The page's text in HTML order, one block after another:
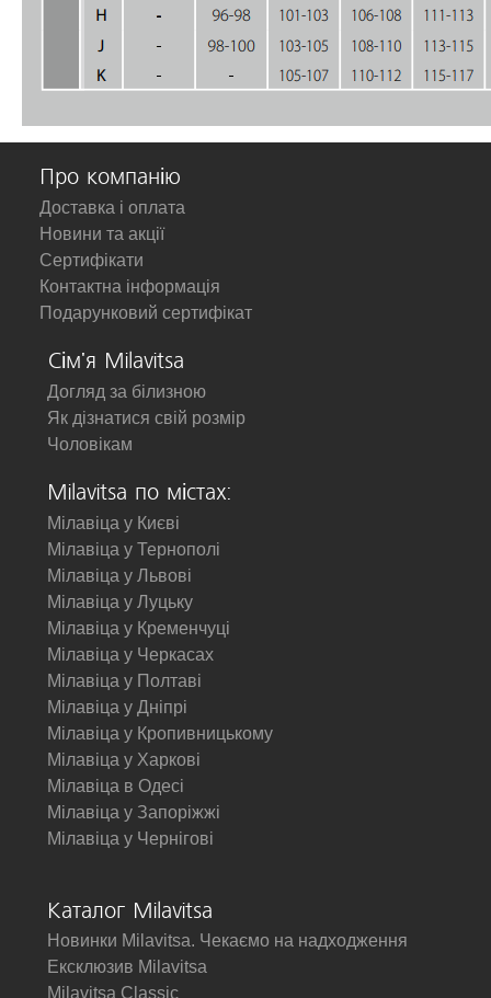
Про компанію
Доставка і оплата
Новини та акції
Сертифікати
Контактна інформація
Подарунковий сертифікат
Сім'я Milavitsa
Догляд за білизною
Як дізнатися свій розмір
Чоловікам
Milavitsa по містах:
Мілавіца у Києві
Мілавіца у Тернополі
Мілавіца у Львові
Мілавіца у Луцьку
Мілавіца у Кременчуці
Мілавіца у Черкасах
Мілавіца у Полтаві
Мілавіца у Дніпрі
Мілавіца у Кропивницькому
Мілавіца у Харкові
Мілавіца в Одесі
Мілавіца у Запоріжжі
Мілавіца у Чернігові
Каталог Milavitsa
Новинки Milavitsa. Чекаємо на надходження
Ексклюзив Milavitsa
Milavitsa Classic